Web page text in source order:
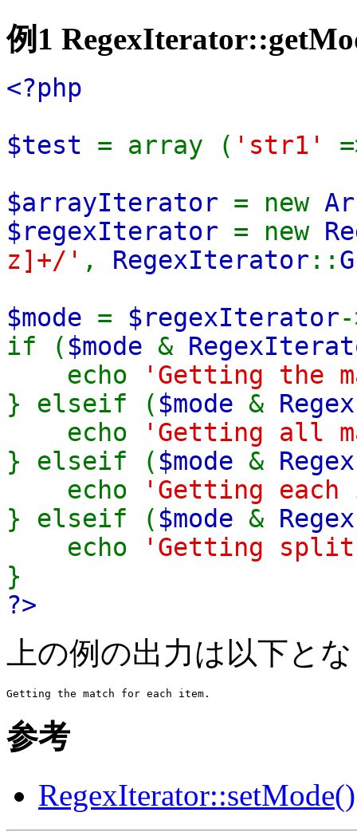
例1
<?php
$test = array ( 'str1'
$arrayIterator = new
$regexIterator = new
z]+/' , RegexIterator ::
$mode = $regexIterator
if ( $mode &
echo
'Getting the
} elseif ( $mode &
echo
'Getting all
} elseif ( $mode &
echo
'Getting
} elseif ( $mode &
echo
'Getting
}
?>
上の例の出力は以下と
参考
RegexIterator::setMode()